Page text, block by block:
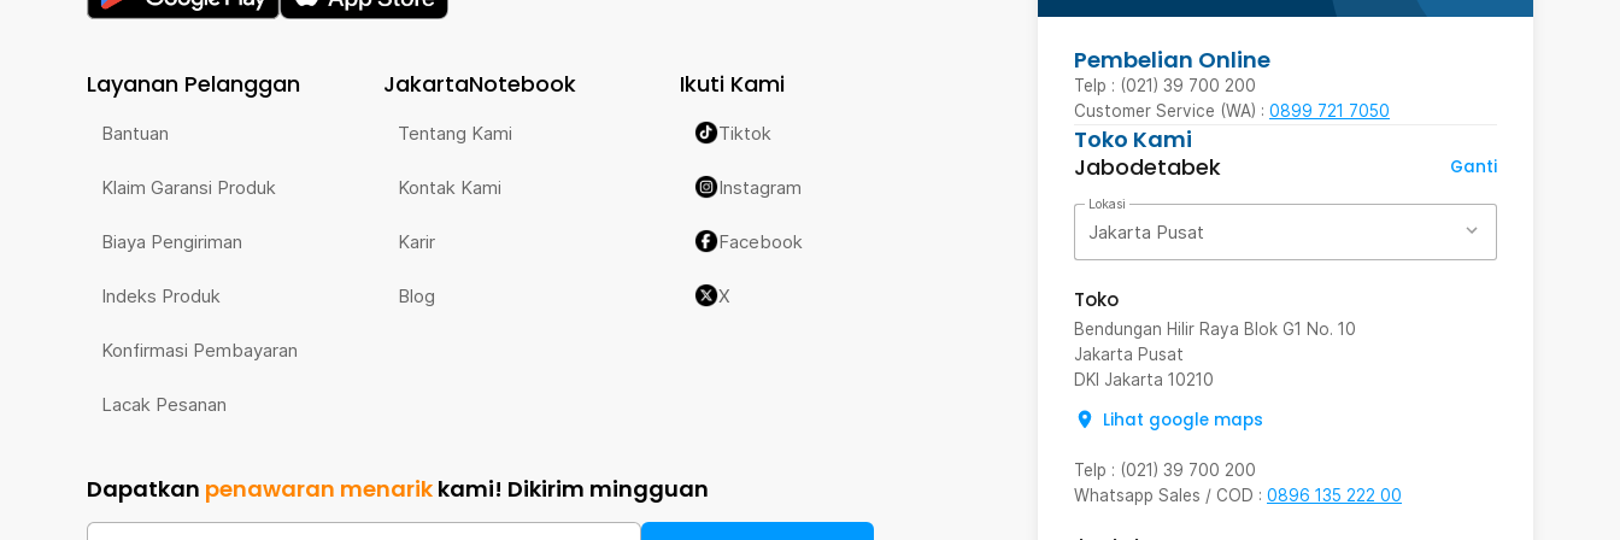
Pembelian Online
Telp : (021) 39 700 200
Customer Service (WA) : 0899 721 7050
Toko Kami
Jabodetabek
Ganti
Lokasi
Jakarta Pusat
Toko
Bendungan Hilir Raya Blok G1 No. 10
Jakarta Pusat
DKI Jakarta 10210
Lihat google maps
Telp : (021) 39 700 200
Whatsapp Sales / COD : 0896 135 222 00
Layanan Pelanggan
Bantuan
Klaim Garansi Produk
Biaya Pengiriman
Indeks Produk
Konfirmasi Pembayaran
Lacak Pesanan
JakartaNotebook
Tentang Kami
Kontak Kami
Karir
Blog
Ikuti Kami
Tiktok
Instagram
Facebook
X
Dapatkan penawaran menarik kami! Dikirim mingguan